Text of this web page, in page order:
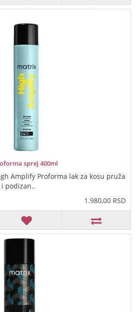
sprej 400ml
Amplify Proforma lak za kosu pruža
podizan..
1.980,00 RSD